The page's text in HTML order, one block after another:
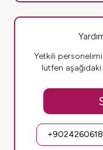
Yetkili
lütfen